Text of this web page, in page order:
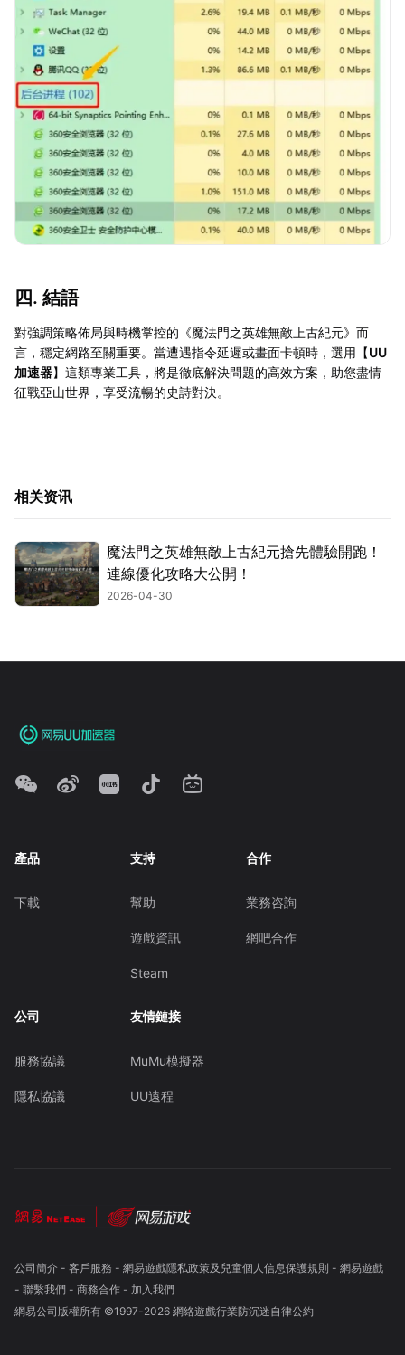
四. 結語
對強調策略佈局與時機掌控的《魔法門之英雄無敵上古紀元》而
言，穩定網路至關重要。當遭遇指令延遲或畫面卡頓時，選用【UU
加速器】這類專業工具，將是徹底解決問題的高效方案，助您盡情
征戰亞山世界，享受流暢的史詩對決。
相关资讯
魔法門之英雄無敵上古紀元搶先體驗開跑！
連線優化攻略大公開！
2026-04-30
產品
下載
支持
幫助
遊戲資訊
Steam
合作
業務咨詢
網吧合作
公司
服務協議
隱私協議
友情鏈接
MuMu模擬器
UU遠程
公司簡介- 客戶服務 - 網易遊戲隱私政策及兒童個人信息保護規則 - 網易遊戲
- 聯繫我們- 商務合作- 加入我們
網易公司版權所有 ©1997-2026 網絡遊戲行業防沉迷自律公約